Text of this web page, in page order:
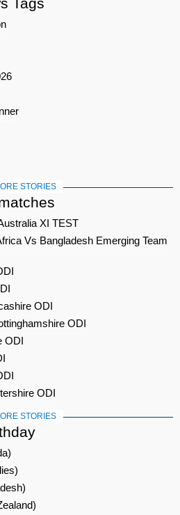
Tags
STORIES
XI TEST
Vs Bangladesh Emerging Team
ODI
ODI
ODI
ODI
STORIES